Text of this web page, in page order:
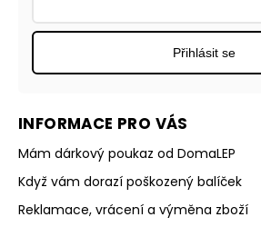
INFORMACE PRO VÁS
Mám dárkový poukaz od DomaLEP
Když vám dorazí poškozený balíček
Reklamace, vrácení a výměna zboží
Přihlásit se